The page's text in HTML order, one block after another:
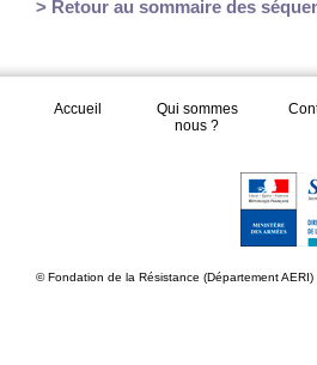
> Retour au sommaire des
Accueil
Qui sommes
nous ?
© Fondation de la Résistance (Département AERI)